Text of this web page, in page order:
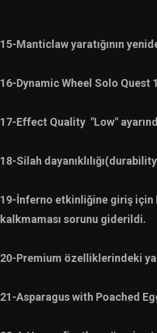
15-Manticlaw yaratığının
16-Dynamic Wheel Solo
17-Effect Quality "Low"
18-Silah
19-İnferno etkinliğine giriş için
kalkmaması sorunu giderildi.
20-Premium özelliklerindeki
21-Asparagus with Poached